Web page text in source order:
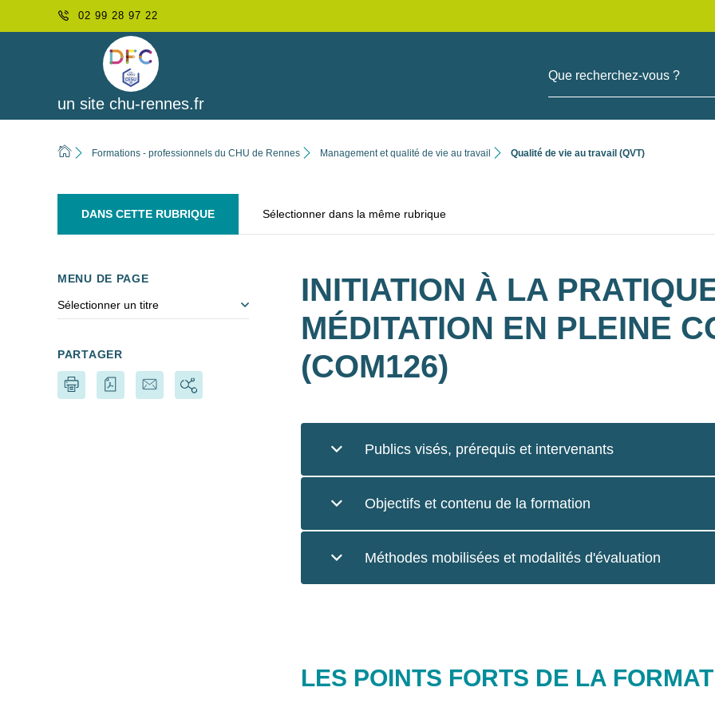
02 99 28 97 22
un site chu-rennes.fr
Que recherchez-vous ?
Formations - professionnels du CHU de Rennes Management et qualité de vie au travail Qualité de vie au travail (QVT)
DANS CETTE RUBRIQUE Sélectionner dans la même rubrique
MENU DE PAGE
Sélectionner un titre
PARTAGER
INITIATION À LA
MÉDITATION EN PLEINE
(COM126)
Publics visés, prérequis et intervenants
Objectifs et contenu de la formation
Méthodes mobilisées et modalités d'évaluation
LES POINTS FORTS DE LA